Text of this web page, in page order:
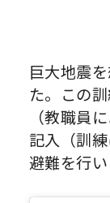
巨大地震
た。この
（教職員
記入（訓
避難を行い